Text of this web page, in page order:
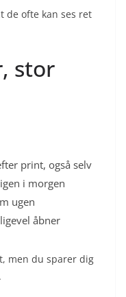
de ofte kan ses ret
stor
print, også selv
i morgen
ugen
åbner
men du sparer dig